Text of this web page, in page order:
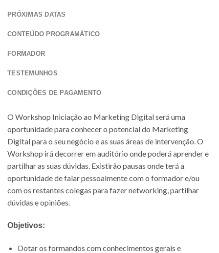
PRÓXIMAS DATAS
CONTEÚDO PROGRAMÁTICO
FORMADOR
TESTEMUNHOS
CONDIÇÕES DE PAGAMENTO
O Workshop Iniciação ao Marketing Digital será uma
oportunidade para conhecer o potencial do Marketing
Digital para o seu negócio e as suas áreas de intervenção. O
Workshop irá decorrer em auditório onde poderá aprender e
partilhar as suas dúvidas. Existirão pausas onde terá a
oportunidade de falar pessoalmente com o formador e/ou
com os restantes colegas para fazer networking, partilhar
dúvidas e opiniões.
Objetivos:
Dotar os formandos com conhecimentos gerais e